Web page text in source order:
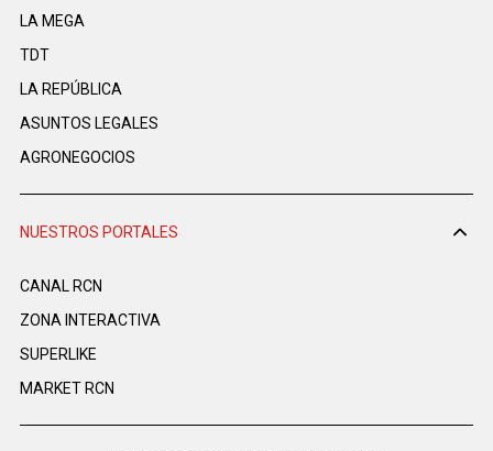
LA MEGA
TDT
LA REPÚBLICA
ASUNTOS LEGALES
AGRONEGOCIOS
NUESTROS PORTALES
CANAL RCN
ZONA INTERACTIVA
SUPERLIKE
MARKET RCN